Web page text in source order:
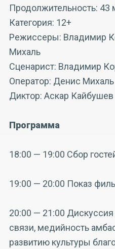
Продолжительность: 43
Категория: 12+
Режиссеры: Владимир
Михаль
Сценарист: Владимир
Оператор: Денис Михаль
Диктор: Аскар Кайбушев
Программа
18:00 — 19:00 Сбор
19:00 — 20:00 Показ
20:00 — 21:00 Дискуссия
связи, медийность
развитию культуры